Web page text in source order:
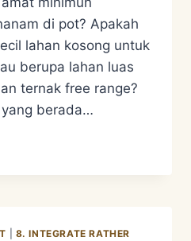
di pot? Apakah
lahan kosong untuk
berupa lahan luas
ternak free range?
berada…
8. INTEGRATE RATHER